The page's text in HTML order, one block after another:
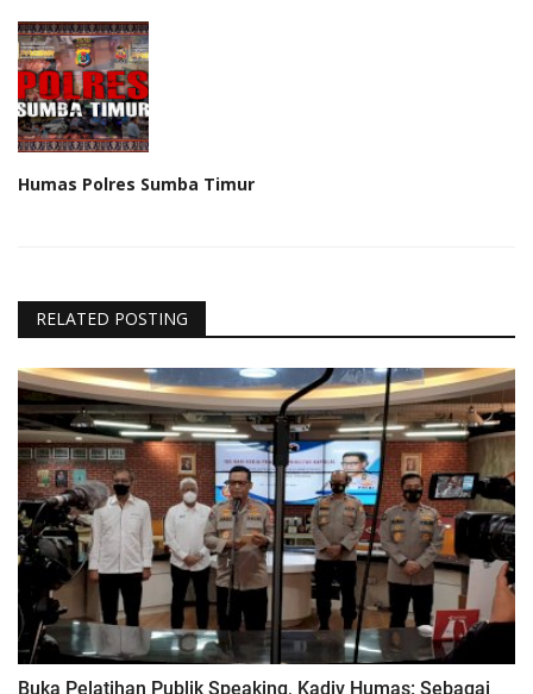
Humas Polres Sumba Timur
RELATED POSTING
Buka Pelatihan Publik Speaking, Kadiv Humas: Sebagai